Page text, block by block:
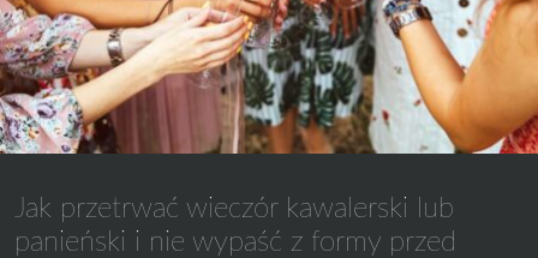
Jak przetrwać wieczór kawalerski lub
panieński i nie wypaść z formy przed